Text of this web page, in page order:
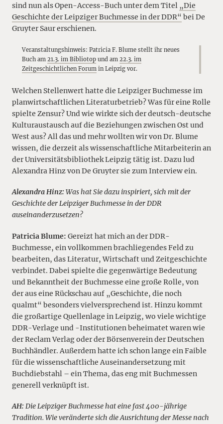
sind nun als Open-Access-Buch unter dem Titel „Die
Geschichte der Leipziger Buchmesse in der DDR“ bei De
Gruyter Saur erschienen.
Veranstaltungshinweis: Patricia F. Blume stellt ihr neues
Buch am 21.3. im Bibliotop und am 22.3. im
Zeitgeschichtlichen Forum in Leipzig vor.
Welchen Stellenwert hatte die Leipziger Buchmesse im
planwirtschaftlichen Literaturbetrieb? Was für eine Rolle
spielte Zensur? Und wie wirkte sich der deutsch-deutsche
Kulturaustausch auf die Beziehungen zwischen Ost und
West aus? All das und mehr wollten wir von Dr. Blume
wissen, die derzeit als wissenschaftliche Mitarbeiterin an
der Universitätsbibliothek Leipzig tätig ist. Dazu lud
Alexandra Hinz von De Gruyter sie zum Interview ein.
Alexandra Hinz: Was hat Sie dazu inspiriert, sich mit der
Geschichte der Leipziger Buchmesse in der DDR
auseinanderzusetzen?
Patricia Blume: Gereizt hat mich an der DDR-
Buchmesse, ein vollkommen brachliegendes Feld zu
bearbeiten, das Literatur, Wirtschaft und Zeitgeschichte
verbindet. Dabei spielte die gegenwärtige Bedeutung
und Bekanntheit der Buchmesse eine große Rolle, von
der aus eine Rückschau auf „Geschichte, die noch
qualmt“ besonders vielversprechend ist. Hinzu kommt
die großartige Quellenlage in Leipzig, wo viele wichtige
DDR-Verlage und -Institutionen beheimatet waren wie
der Reclam Verlag oder der Börsenverein der Deutschen
Buchhändler. Außerdem hatte ich schon lange ein Faible
für die wissenschaftliche Auseinandersetzung mit
Buchdiebstahl – ein Thema, das eng mit Buchmessen
generell verknüpft ist.
AH: Die Leipziger Buchmesse hat eine fast 400-jährige
Tradition. Wie veränderte sich die Ausrichtung der Messe nach